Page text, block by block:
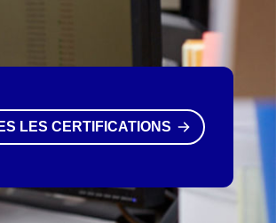
LES CERTIFICATIONS